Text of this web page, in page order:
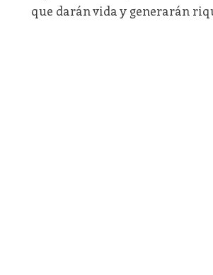
que darán vida y generarán